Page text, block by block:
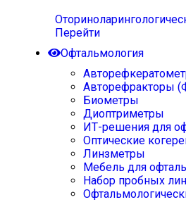
Перейти
Офтальмология
Авторефракторы
Биометры
Диоптриметры
ИТ-решения для
Оптические
Линзметры
Мебель для
Набор пробных